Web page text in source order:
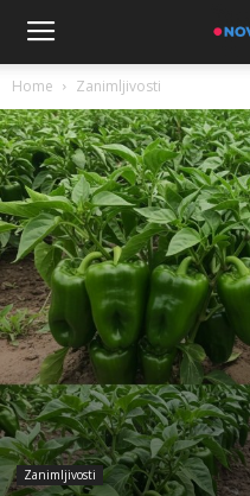
Home Zanimljivosti
Zanimljivosti